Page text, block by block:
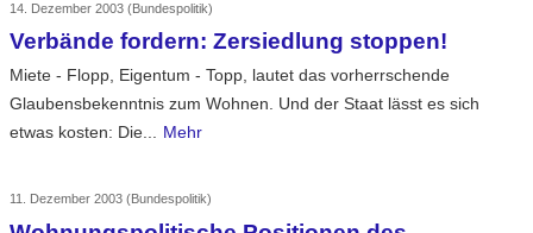
14. Dezember 2003 (Bundespolitik)
Verbände fordern: Zersiedlung stoppen!
Miete - Flopp, Eigentum - Topp, lautet das vorherrschende
Glaubensbekenntnis zum Wohnen. Und der Staat lässt es sich
etwas kosten: Die...
Mehr
11. Dezember 2003 (Bundespolitik)